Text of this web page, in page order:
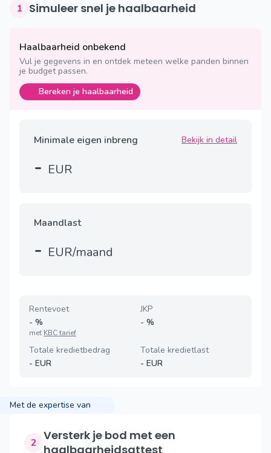
1 Simuleer snel je haalbaarheid
Haalbaarheid onbekend
Vul je gegevens in en ontdek meteen welke panden binnen
je budget passen.
Bereken je haalbaarheid
Minimale eigen inbreng Bekijk in detail
- EUR
Maandlast
- EUR/maand
Rentevoet
- %
met KBC tarief
JKP
- %
Totale kredietbedrag
- EUR
Totale kredietlast
- EUR
Met de expertise van
2 Versterk je bod met een
haalbaarheidsattest